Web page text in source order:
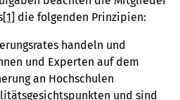
[1] die folgenden Prinzipien:
handeln und
und Experten auf dem
an Hochschulen
und sind